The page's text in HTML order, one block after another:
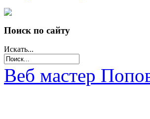
Поиск по сайту
Искать...
Веб мастер